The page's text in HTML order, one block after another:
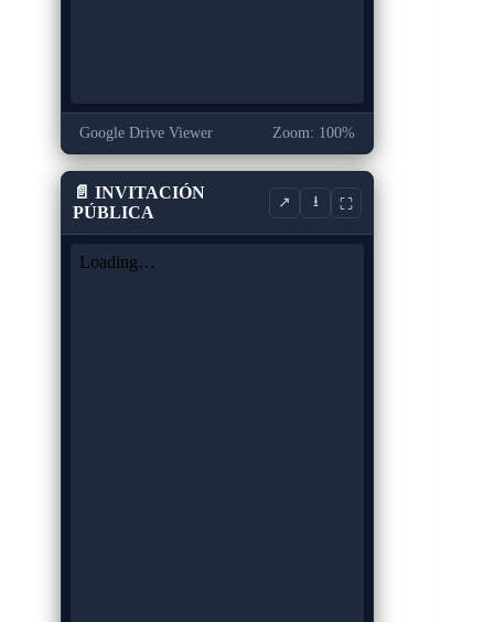
Google Drive Viewer Zoom: 100%
📄 INVITACIÓN
PÚBLICA
↗ ⭳ ⛶